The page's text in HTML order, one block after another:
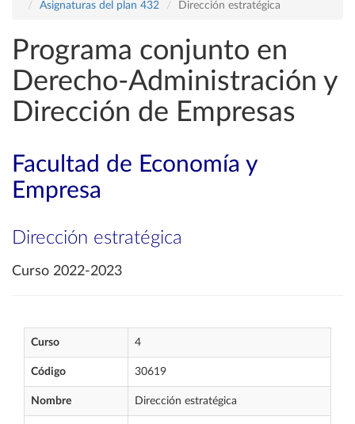
Asignaturas del plan 432
Dirección estratégica
Programa conjunto en
Derecho-Administración y
Dirección de Empresas
Facultad de Economía y
Empresa
Dirección estratégica
Curso 2022-2023
Curso 4
Código 30619
Nombre Dirección estratégica